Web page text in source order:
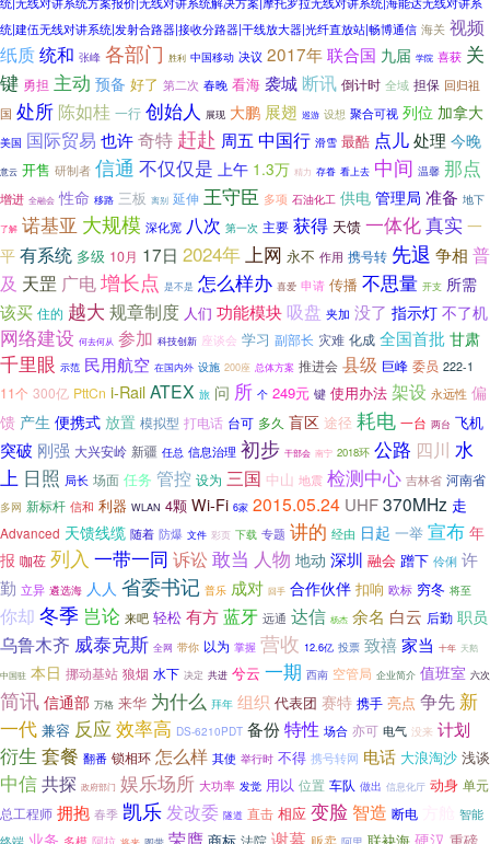
统|建伍无线对讲系统|发射合路器|接收分路器|干线放大器|光纤直放站|畅博通信 海关 视频
纸质统和 张峰 各部门 胜利 中国移动 决议 2017年联合国 九届 学院 喜获 关
键 勇担 主动 预备 好了 第二次 春晚 看海 袭城断讯 倒计时 全域 担保 回归祖
国 处所 陈如桂 一行 创始人 展现 大鹏 展翅 巡游 设想 聚合可视 列位 加拿大
美国 国际贸易 也许奇特 赶赴 周五 中国行 滑雪 最酷 点儿处理 今晚
意云 开售 研制者 信通 不仅仅是 上午 1.3万 精力 存眷 看上去 中间 温馨 那点
增进 全融会 性命 移路 三板 离别 延伸 王守臣 多项 石油化工 供电 管理局 准备 地下
了解 诺基亚 大规模 深化宽 八次 第一次 主要 获得 天馈 一体化真实 一
平 有系统 多级 10月 17日 2024年上网 永不 作用 携号转 先退 争相 普
及 天罡 广电增长点 是不是 怎么样办 喜爱 申请 传播 不思量 开支 所需
该买 住的 越大 规章制度 人们 功能模块吸盘 夹加 没了 指示灯 不了机
网络建设 何去何从 参加 科技创新 座谈会 学习 副部长 灾难 化成 全国首批 甘肃
千里眼 示范 民用航空 在国内外 设施 200座 总体方案 推进会 县级 巨峰 委员 222-1
11个 300亿 PttCn i-RailATEX 旅 问 所 个 249元 键 使用办法 架设 永远性 偏
馈 产生 便携式 放置 模拟型 打电话 台可 多久 盲区 途径 耗电 一台 两台 飞机
突破 刚强 大兴安岭 新疆 任总 信息治理 初步 干部会 南宁 2018环 公路 四川 水
上 日照 局长 场面 任务 管控 设为 三国 中山 地震 检测中心 吉林省 河南省
多网 新标杆 信和 利器 WLAN 4颗 Wi-Fi 6家 2015.05.24 UHF370MHz 走
Advanced 天馈线缆 随着 防爆 文件 彩页 下载 专题 讲的 经由 日起 一举 宣布 年
报 咖莅 列入 一带一同 诉讼 敢当 人物 地动 深圳 融会 蹭下 伶俐 许
勤 立异 遴选海 人人 省委书记 普乐 成对 回手 合作伙伴 扣响 欧标 穷冬 将至
你却 冬季 岂论 来吧 轻松 有方蓝牙 远通 达信 杨杰 余名 白云 后勤 职员
乌鲁木齐 威泰克斯 全网 带你 以为 掌握 营收 12.6亿 投票 致禧家当 十年 天鹅
中国驻 本日 挪动基站 狼烟 水下 决定 共进 兮云 一期 西南 空管局 企业简介 值班室 六次
简讯 信通部 万格 来华 为什么 拜年 组织 代表团 赛特 携手 亮点 争先 新
一代 兼容 反应效率高 DS-6210PDT 备份特性 场合 亦可 电气 没来 计划
衍生 套餐 翻番 锁相环 怎么样 其使 举行时 不得 携号转网 电话 大浪淘沙 浅谈
中信共探 政府部门 娱乐场所 大功率 发觉 用以 位置 车队 做出 信息化厅 动身 单元
总工程师 拥抱 春季 凯乐发改委 隧道 直击 相应 变脸 智造 断电
智能
业务 荣膺 法院 谢幕 贩卖 硬汉